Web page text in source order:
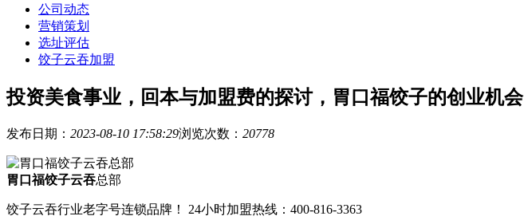
公司动态
营销策划
选址评估
饺子云吞加盟
投资美食事业，回本与加盟费的探讨，胃口福饺子的创业机会
发布日期： 2023-08-10 17:58:29浏览次数： 20778
胃口福饺子云吞总部
饺子云吞行业老字号连锁品牌！ 24小时加盟热线：400-816-3363